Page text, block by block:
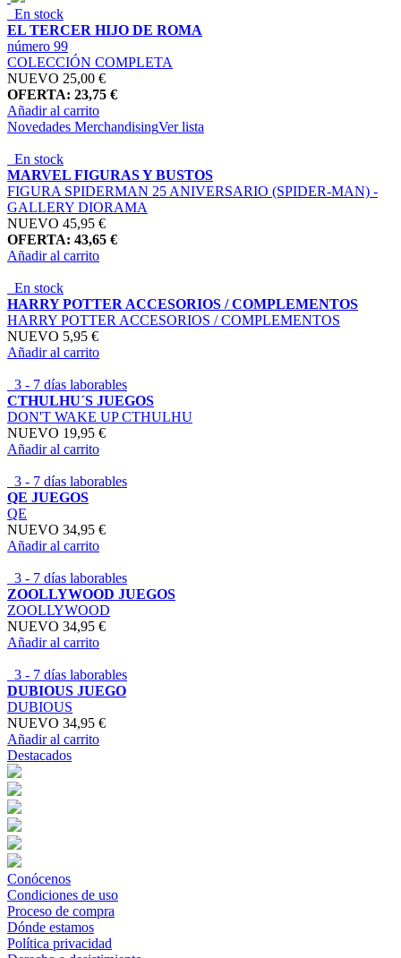
En stock
EL TERCER HIJO DE ROMA
número 99
COLECCIÓN COMPLETA
NUEVO 25,00 €
OFERTA: 23,75 €
Añadir al carrito
Novedades MerchandisingVer lista
En stock
MARVEL FIGURAS Y BUSTOS
FIGURA SPIDERMAN 25 ANIVERSARIO (SPIDER-MAN) -
GALLERY DIORAMA
NUEVO 45,95 €
OFERTA: 43,65 €
Añadir al carrito
En stock
HARRY POTTER ACCESORIOS / COMPLEMENTOS
HARRY POTTER ACCESORIOS / COMPLEMENTOS
NUEVO 5,95 €
Añadir al carrito
3 - 7 días laborables
CTHULHU´S JUEGOS
DON'T WAKE UP CTHULHU
NUEVO 19,95 €
Añadir al carrito
3 - 7 días laborables
QE JUEGOS
QE
NUEVO 34,95 €
Añadir al carrito
3 - 7 días laborables
ZOOLLYWOOD JUEGOS
ZOOLLYWOOD
NUEVO 34,95 €
Añadir al carrito
3 - 7 días laborables
DUBIOUS JUEGO
DUBIOUS
NUEVO 34,95 €
Añadir al carrito
Destacados
Conócenos
Condiciones de uso
Proceso de compra
Dónde estamos
Política privacidad